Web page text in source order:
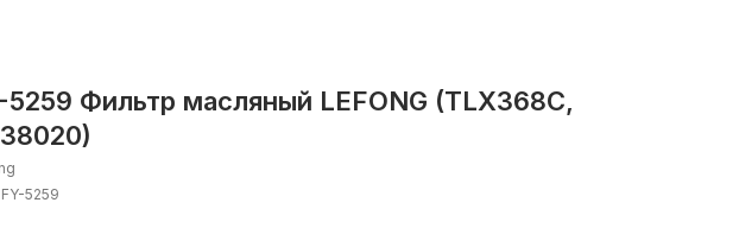
5259 Фильтр масляный LEFONG (TLX368C,
FY-5259